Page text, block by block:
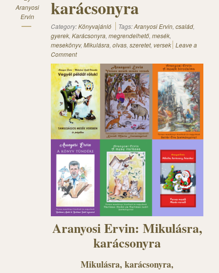
Aranyosi
Ervin
karácsonyra
Category:Könyvajánló Tags:Aranyosi Ervin, család,
gyerek, Karácsonyra, megrendelhető, mesék,
mesekönyv, Mikulásra, olvas, szeretet, versek Leave a
Comment
Aranyosi Ervin: Mikulásra,
karácsonyra
Mikulásra, karácsonyra,